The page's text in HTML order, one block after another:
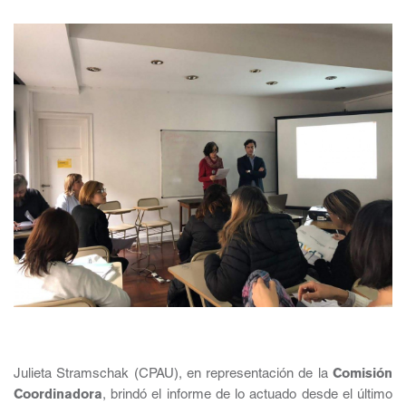
Julieta Stramschak (CPAU), en representación de la Comisión
Coordinadora, brindó el informe de lo actuado desde el último